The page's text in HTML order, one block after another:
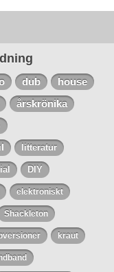
dub house
årskrönika
litteratur
DIY
elektroniskt
Shackleton
kraut